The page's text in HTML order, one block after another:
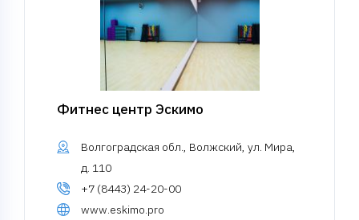
Фитнес центр Эскимо
Волгоградская обл., Волжский, ул. Мира,
д. 110
+7 (8443) 24-20-00
www.eskimo.pro